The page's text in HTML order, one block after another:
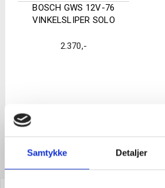
Samtykke Detaljer
BOSCH GWS 12V-76
VINKELSLIPER SOLO
2.370,-